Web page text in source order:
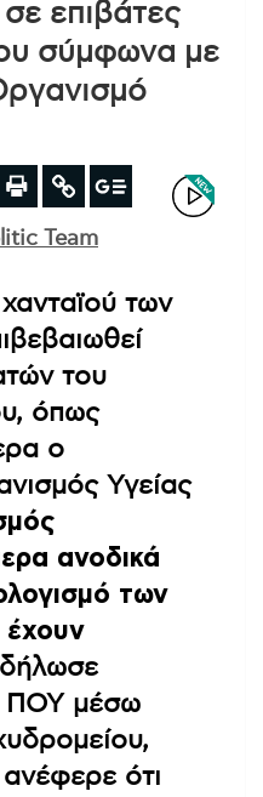
επιβάτες
σύμφωνα με
Team
των
του
όπως
ο
Υγείας
ανοδικά
των
ΠΟΥ μέσω
ότι